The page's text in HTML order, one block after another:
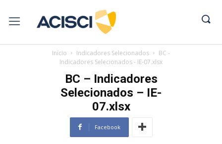
Início Indicadores Selecionados
BC -
Indicadores Selecionados - IE-07.xlsx
BC – Indicadores
Selecionados – IE-
07.xlsx
Facebook